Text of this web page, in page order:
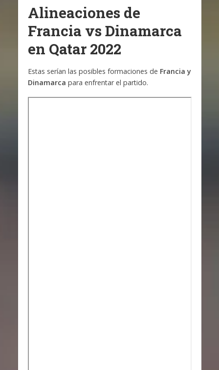
Alineaciones de
Francia vs Dinamarca
en Qatar 2022
Estas serían las posibles formaciones de Francia y
Dinamarca para enfrentar el partido.